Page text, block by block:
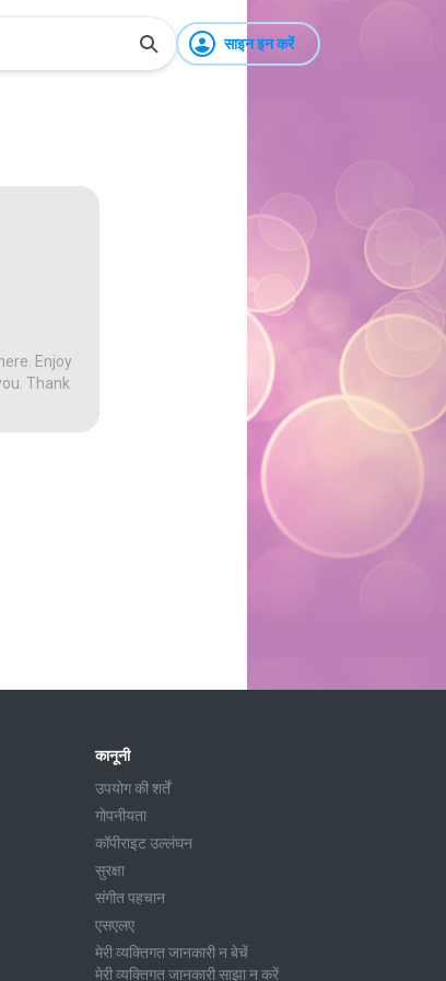
साइन इन करें
Enjoy
Thank
कानूनी
उपयोग की शर्तें
गोपनीयता
कॉपीराइट उल्लंघन
सुरक्षा
संगीत पहचान
एसएलए
मेरी व्यक्तिगत जानकारी न बेचें
मेरी व्यक्तिगत जानकारी साझा न करें